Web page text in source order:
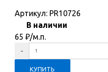
Артикул: PR10726
В наличии
65 ₽/м.п.